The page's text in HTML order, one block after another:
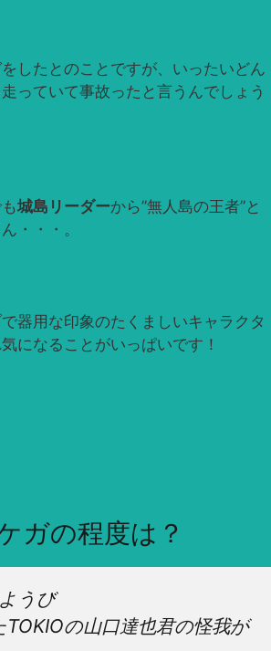
したとのことですが、いったいどん
っていて事故ったと言うんでしょう
城島リーダーから”無人島の王者”と
・・・。
器用な印象のたくましいキャラクタ
になることがいっぱいです！
ガの程度は？
うび
の山口達也君の怪我が